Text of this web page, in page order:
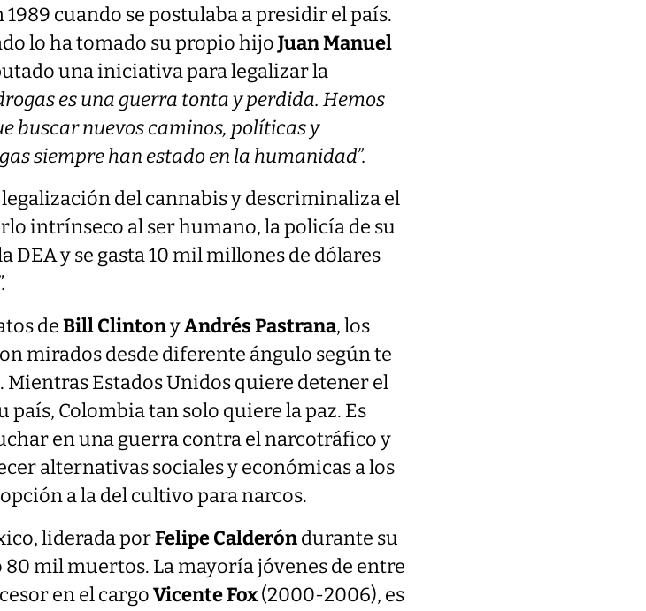
1989 cuando se postulaba a presidir el país.
lo ha tomado su propio hijoJuan Manuel
una iniciativa para legalizar la
es una guerra tonta y perdida. Hemos
buscar nuevos caminos, políticas y
siempre han estado en la humanidad”.
del cannabis y descriminaliza el
intrínseco al ser humano, la policía de su
y se gasta 10 mil millones de dólares
deBill ClintonyAndrés Pastrana, los
mirados desde diferente ángulo según te
Mientras Estados Unidos quiere detener el
país, Colombia tan solo quiere la paz. Es
en una guerra contra el narcotráfico y
alternativas sociales y económicas a los
a la del cultivo para narcos.
liderada porFelipe Calderóndurante su
mil muertos. La mayoría jóvenes de entre
en el cargoVicente Fox(2000-2006), es